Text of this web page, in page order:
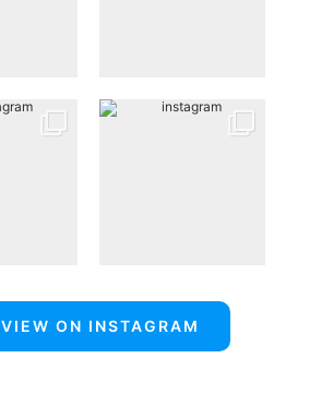
VIEW ON INSTAGRAM